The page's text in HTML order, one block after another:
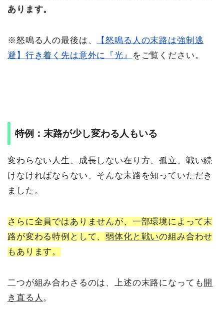
あります。
※怒鳴る人の最後は、
【怒鳴る人の末路は強制逃
避】行き着く先は意外に『光』
をご覧ください。
特例：末路が少し変わる人もいる
変わらない人生、成長しない在り方、孤立、戦い続
けなければならない、そんな末路を知っていただき
ました。
さらに全員ではありませんが、一部環境によって末
路が変わる特例として、弱体化と戦いの組み合わせ
もあります。
二つが組み合わさるのは、上述の末路になっても 開
き直る人 。